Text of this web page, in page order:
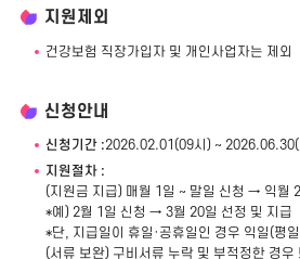
지원제외
건강보험 직장가입자 및 개인사업자는 제외
신청안내
신청기간 :2026.02.01(09시) ~
지원절차 :
(지원금 지급) 매월 1일 ~ 말일 신청 → 익월
*예) 2월 1일 신청 → 3월 20일 선정 및 지급
*단, 지급일이 휴일·공휴일인 경우 익일(평
(서류 보완) 구비서류 누락 및 부적정한 경